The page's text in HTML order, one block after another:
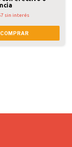
sin interés
COMPRAR